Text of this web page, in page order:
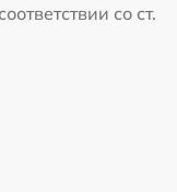
со ст.